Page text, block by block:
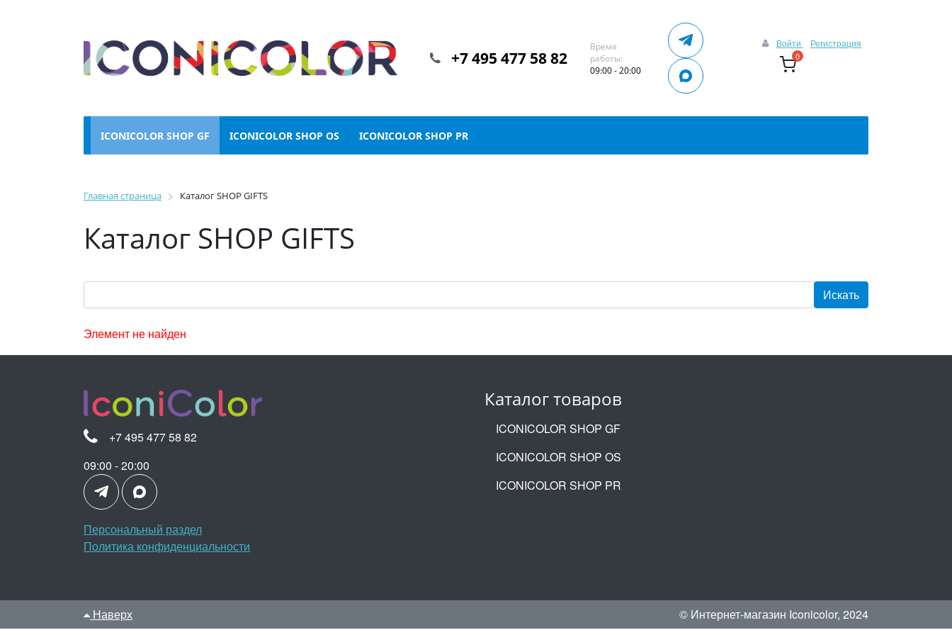
Войти Регистрация
0
+7 495 477 58 82
Время
работы:
09:00 - 20:00
ICONICOLOR SHOP GF ICONICOLOR SHOP OS ICONICOLOR SHOP PR
Главная страница Каталог SHOP GIFTS
Каталог SHOP GIFTS
Элемент не найден
Каталог товаров
ICONICOLOR SHOP GF
ICONICOLOR SHOP OS
ICONICOLOR SHOP PR
+7 495 477 58 82
09:00 - 20:00
Персональный раздел
Политика конфиденциальности
Наверх © Интернет-магазин Iconicolor, 2024